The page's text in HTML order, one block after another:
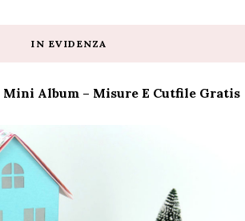
IN EVIDENZA
Mini Album – Misure E Cutfile Gratis